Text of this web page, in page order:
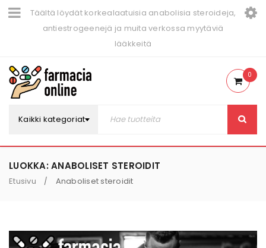
Täältä löydät korkealaatuisia anabolisia steroideja,
antiestrogeenejä ja muita verkossa myytäviä
lääkkeitä
Kaikki kategoriat
0
LUOKKA: ANABOLISET STEROIDIT
Etusivu / Anaboliset steroidit